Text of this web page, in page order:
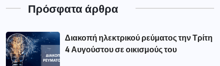
Πρόσφατα άρθρα
Διακοπή ηλεκτρικού ρεύματος την Τρίτη
4 Αυγούστου σε οικισμούς του